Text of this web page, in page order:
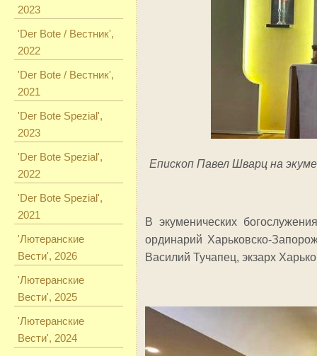
2023
'Der Bote / Вестник',
2022
'Der Bote / Вестник',
2021
'Der Bote Spezial',
2023
'Der Bote Spezial',
2022
'Der Bote Spezial',
2021
'Лютеранские
Вести', 2026
'Лютеранские
Вести', 2025
'Лютеранские
Вести', 2024
Епископ Павел Шварц на
В экуменических
ординарий Харьковско-
Василий Тучапец, экзарх